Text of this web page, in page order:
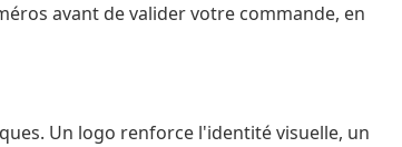
avant de valider votre commande, en
Un logo renforce l'identité visuelle, un